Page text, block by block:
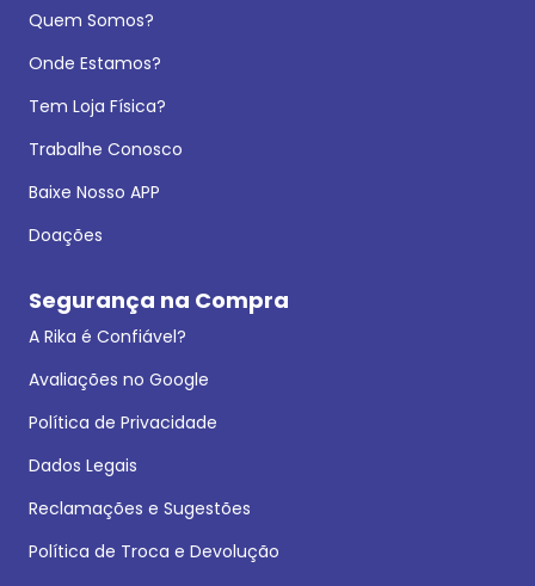
Quem Somos?
Onde Estamos?
Tem Loja Física?
Trabalhe Conosco
Baixe Nosso APP
Doações
Segurança na Compra
A Rika é Confiável?
Avaliações no Google
Política de Privacidade
Dados Legais
Reclamações e Sugestões
Política de Troca e Devolução